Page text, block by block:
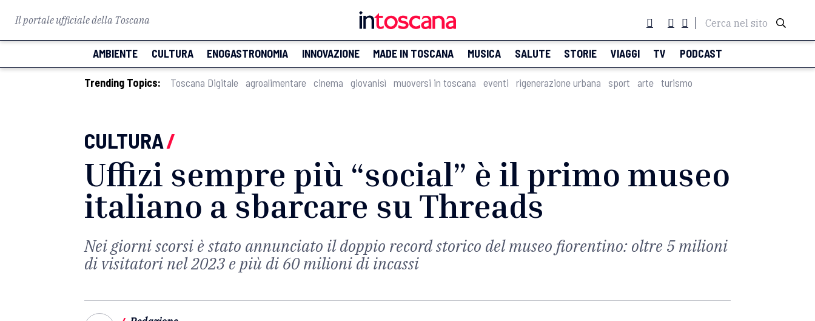
Il portale ufficiale della Toscana Cerca nel sito
AMBIENTE CULTURA ENOGASTRONOMIA INNOVAZIONE MADE IN TOSCANA MUSICA SALUTE STORIE VIAGGI TV PODCAST
Trending Topics: Toscana Digitale agroalimentare cinema giovanisì muoversi in toscana eventi rigenerazione urbana sport arte turismo
CULTURA/
Uffizi sempre più “social” è il primo museo
italiano a sbarcare su Threads
Nei giorni scorsi è stato annunciato il doppio record storico del museo fiorentino: oltre 5 milioni
di visitatori nel 2023 e più di 60 milioni di incassi